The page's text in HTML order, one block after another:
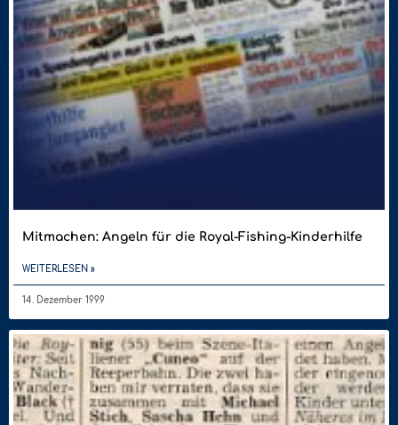
Mitmachen: Angeln für die Royal-Fishing-Kinderhilfe
WEITERLESEN »
14. Dezember 1999